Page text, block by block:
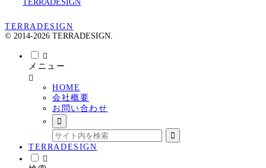
TERRADESIGN
TERRADESIGN
© 2014-2026 TERRADESIGN.
メニュー
HOME
会社概要
お問い合わせ
TERRADESIGN